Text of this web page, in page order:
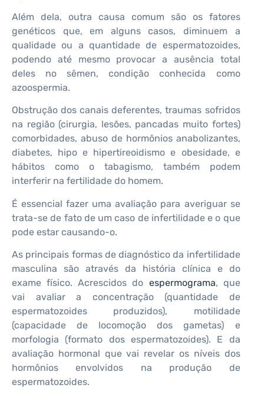
Além dela, outra causa comum são os fatores
genéticos que, em alguns casos, diminuem a
qualidade ou a quantidade de espermatozoides,
podendo até mesmo provocar a ausência total
deles no sêmen, condição conhecida como
azoospermia.
Obstrução dos canais deferentes, traumas sofridos
na região (cirurgia, lesões, pancadas muito fortes)
comorbidades, abuso de hormônios anabolizantes,
diabetes, hipo e hipertireoidismo e obesidade, e
hábitos como o tabagismo, também podem
interferir na fertilidade do homem.
É essencial fazer uma avaliação para averiguar se
trata-se de fato de um caso de infertilidade e o que
pode estar causando-o.
As principais formas de diagnóstico da infertilidade
masculina são através da história clínica e do
exame físico. Acrescidos do espermograma, que
vai avaliar a concentração (quantidade de
espermatozoides produzidos), motilidade
(capacidade de locomoção dos gametas) e
morfologia (formato dos espermatozoides). E da
avaliação hormonal que vai revelar os níveis dos
hormônios envolvidos na produção de
espermatozoides.